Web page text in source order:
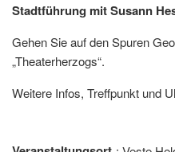
Stadtführung mit Susann
Gehen Sie auf den Spuren
„Theaterherzogs“.
Weitere Infos, Treffpunkt und